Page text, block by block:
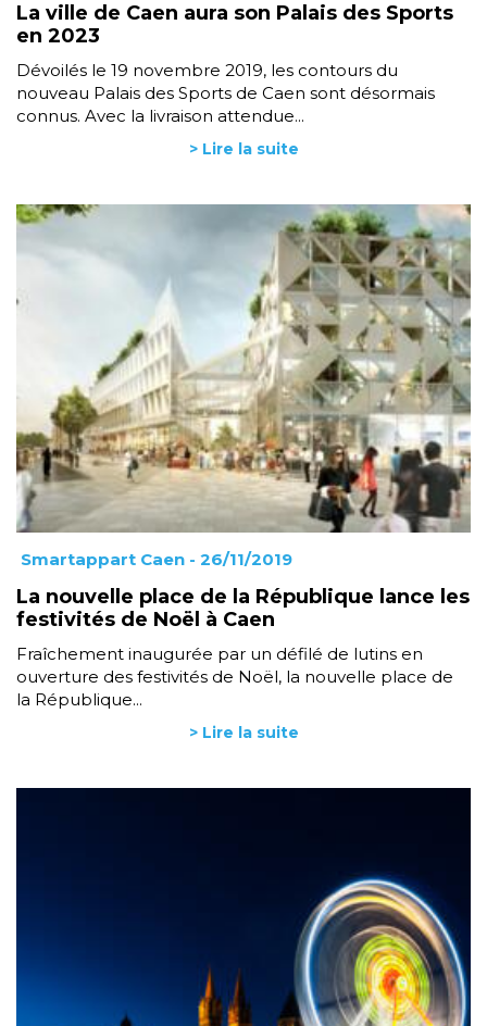
La ville de Caen aura son Palais des Sports
en 2023
Dévoilés le 19 novembre 2019, les contours du
nouveau Palais des Sports de Caen sont désormais
connus. Avec la livraison attendue...
> Lire la suite
Smartappart Caen - 26/11/2019
La nouvelle place de la République lance les
festivités de Noël à Caen
Fraîchement inaugurée par un défilé de lutins en
ouverture des festivités de Noël, la nouvelle place de
la République...
> Lire la suite